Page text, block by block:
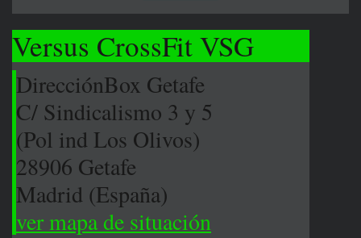
Versus CrossFit VSG
DirecciónBox Getafe
C/ Sindicalismo 3 y 5
(Pol ind Los Olivos)
28906 Getafe
Madrid (España)
ver mapa de situación